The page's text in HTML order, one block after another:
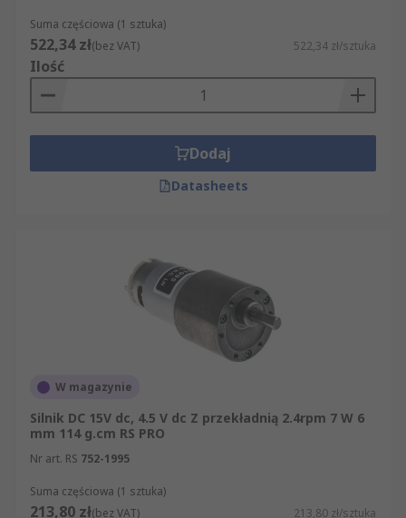
Suma częściowa (1 sztuka)
522,34 zł(bez VAT) 522,34 zł/sztuka
Ilość
Dodaj
Datasheets
W magazynie
Silnik DC 15V dc, 4.5 V dc Z przekładnią 2.4rpm 7 W 6
mm 114 g.cm RS PRO
Nr art. RS 752-1995
Suma częściowa (1 sztuka)
213,80 zł(bez VAT) 213,80 zł/sztuka